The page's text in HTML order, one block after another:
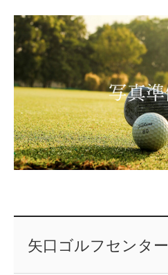
矢口ゴルフセンター